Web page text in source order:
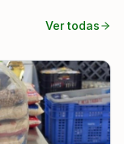
Ver todas